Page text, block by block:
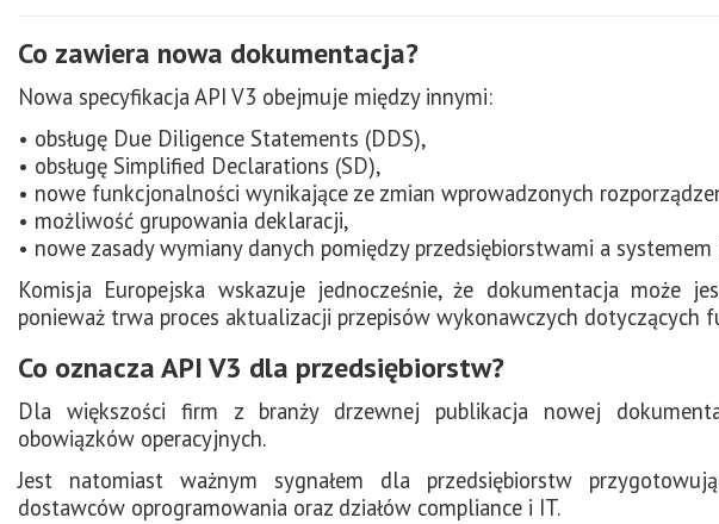
Co zawiera nowa dokumentacja?
Nowa specyfikacja API V3 obejmuje między innymi:
• obsługę Due Diligence Statements (DDS),
• obsługę Simplified Declarations (SD),
• nowe funkcjonalności wynikające ze zmian wprowadzonych
• możliwość grupowania deklaracji,
• nowe zasady wymiany danych pomiędzy przedsiębiorstwami a systemem
Komisja Europejska wskazuje jednocześnie, że dokumentacja może
ponieważ trwa proces aktualizacji przepisów wykonawczych dotyczących
Co oznacza API V3 dla przedsiębiorstw?
Dla większości firm z branży drzewnej publikacja nowej
obowiązków operacyjnych.
Jest natomiast ważnym sygnałem dla przedsiębiorstw
dostawców oprogramowania oraz działów compliance i IT.